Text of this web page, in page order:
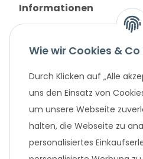
Informationen
Unternehmen
Beliebte Angebote
Wie wir Cookies &
Durch Klicken auf „Alle
uns den Einsatz von
um unsere Webseite
halten, die Webseite zu
personalisiertes